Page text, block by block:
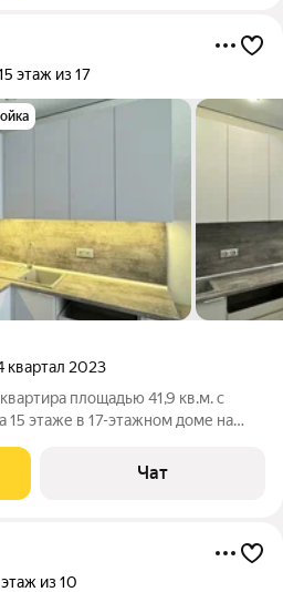
этаж из 17
квартал 2023
площадью 41,9 кв.м. с
15 этаже в 17-этажном доме на
небо". Из техники есть: 2
Чат
из 10